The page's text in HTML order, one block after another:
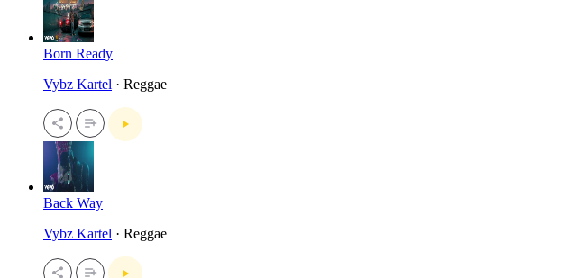
Born Ready
Vybz Kartel · Reggae
Back Way
Vybz Kartel · Reggae